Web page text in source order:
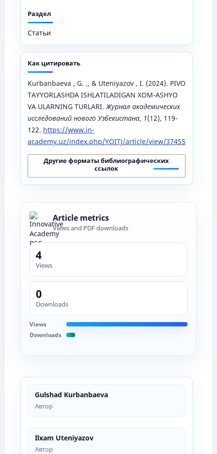
Gulshad Kurbanbaeva
Автор
Ilxam Uteniyazov
Автор
Раздел
Статьи
Как цитировать
Kurbanbaeva , G. ., & Uteniyazov , I. (2024). PIVO
TAYYORLASHDA ISHLATILADIGAN XOM-ASHYO
VA ULARNING TURLARI.Журнал академических
исследований нового Узбекистана, 1(12), 119-
122. https://www.in-
academy.uz/index.php/YOITJ/article/view/37455
Другие форматы библиографических
ссылок
Article metrics
Views and PDF downloads
4
Views
0
Downloads
Views
Downloads